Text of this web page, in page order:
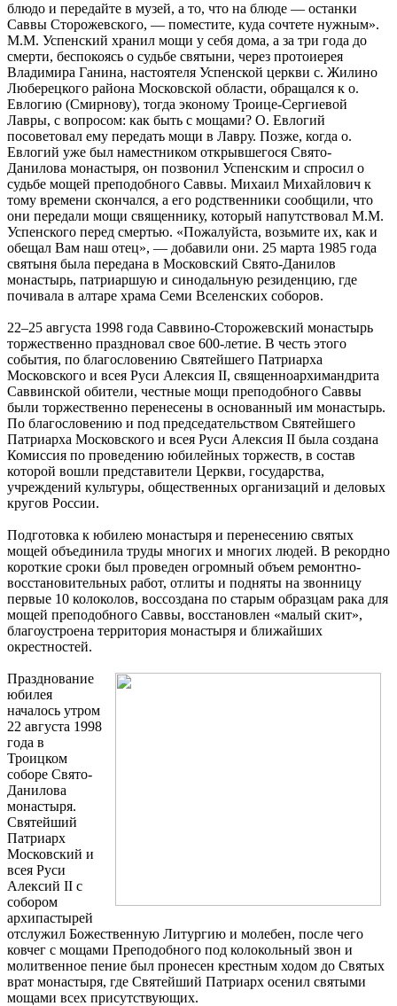
блюдо и передайте в музей, а то, что на блюде — останки
Саввы Сторожевского, — поместите, куда сочтете нужным».
М.М. Успенский хранил мощи у себя дома, а за три года до
смерти, беспокоясь о судьбе святыни, через протоиерея
Владимира Ганина, настоятеля Успенской церкви с. Жилино
Люберецкого района Московской области, обращался к о.
Евлогию (Смирнову), тогда эконому Троице-Сергиевой
Лавры, с вопросом: как быть с мощами? О. Евлогий
посоветовал ему передать мощи в Лавру. Позже, когда о.
Евлогий уже был наместником открывшегося Свято-
Данилова монастыря, он позвонил Успенским и спросил о
судьбе мощей преподобного Саввы. Михаил Михайлович к
тому времени скончался, а его родственники сообщили, что
они передали мощи священнику, который напутствовал М.М.
Успенского перед смертью. «Пожалуйста, возьмите их, как и
обещал Вам наш отец», — добавили они. 25 марта 1985 года
святыня была передана в Московский Свято-Данилов
монастырь, патриаршую и синодальную резиденцию, где
почивала в алтаре храма Семи Вселенских соборов.
22–25 августа 1998 года Саввино-Сторожевский монастырь
торжественно праздновал свое 600-летие. В честь этого
события, по благословению Святейшего Патриарха
Московского и всея Руси Алексия II, священноархимандрита
Саввинской обители, честные мощи преподобного Саввы
были торжественно перенесены в основанный им монастырь.
По благословению и под председательством Святейшего
Патриарха Московского и всея Руси Алексия II была создана
Комиссия по проведению юбилейных торжеств, в состав
которой вошли представители Церкви, государства,
учреждений культуры, общественных организаций и деловых
кругов России.
Подготовка к юбилею монастыря и перенесению святых
мощей объединила труды многих и многих людей. В рекордно
короткие сроки был проведен огромный объем ремонтно-
восстановительных работ, отлиты и подняты на звонницу
первые 10 колоколов, воссоздана по старым образцам рака для
мощей преподобного Саввы, восстановлен «малый скит»,
благоустроена территория монастыря и ближайших
окрестностей.
Празднование
юбилея
началось утром
22 августа 1998
года в
Троицком
соборе Свято-
Данилова
монастыря.
Святейший
Патриарх
Московский и
всея Руси
Алексий II с
собором
архипастырей
отслужил Божественную Литургию и молебен, после чего
ковчег с мощами Преподобного под колокольный звон и
молитвенное пение был пронесен крестным ходом до Святых
врат монастыря, где Святейший Патриарх осенил святыми
мощами всех присутствующих.